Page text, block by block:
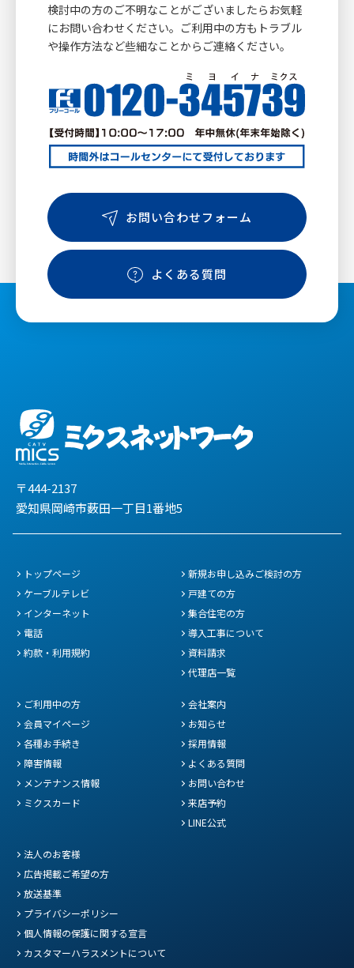
検討中の方のご不明なことがございましたらお気軽
にお問い合わせください。ご利用中の方もトラブル
や操作方法など些細なことからご連絡ください。
お問い合わせフォーム
よくある質問
〒444-2137
愛知県岡崎市薮田一丁目1番地5
トップページ
ケーブルテレビ
インターネット
電話
約款・利用規約
新規お申し込みご検討の方
戸建ての方
集合住宅の方
導入工事について
資料請求
代理店一覧
ご利用中の方
会員マイページ
各種お手続き
障害情報
メンテナンス情報
ミクスカード
会社案内
お知らせ
採用情報
よくある質問
お問い合わせ
来店予約
LINE公式
法人のお客様
広告掲載ご希望の方
放送基準
プライバシーポリシー
個人情報の保護に関する宣言
カスタマーハラスメントについて